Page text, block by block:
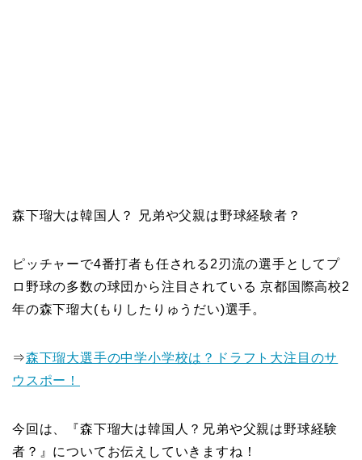
森下瑠大は韓国人？ 兄弟や父親は野球経験者？
ピッチャーで4番打者も任される2刃流の選手としてプ
ロ野球の多数の球団から注目されている 京都国際高校2
年の森下瑠大(もりしたりゅうだい)選手。
⇒森下瑠大選手の中学小学校は？ドラフト大注目のサ
ウスポー！
今回は、『森下瑠大は韓国人？兄弟や父親は野球経験
者？』についてお伝えしていきますね！